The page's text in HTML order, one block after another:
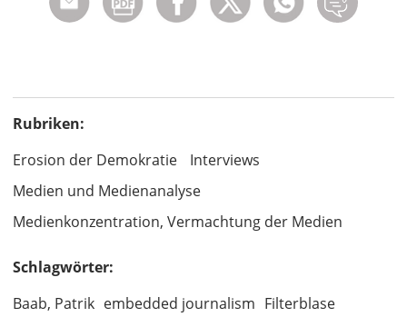
Rubriken:
Erosion der Demokratie
Interviews
Medien und Medienanalyse
Medienkonzentration, Vermachtung der Medien
Schlagwörter:
Baab, Patrik embedded journalism Filterblase